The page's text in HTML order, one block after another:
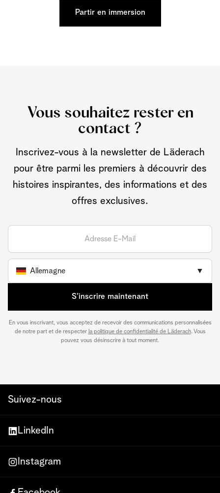
Partir en immersion
Vous souhaitez rester en
contact ?
Inscrivez-vous à la newsletter de Läderach
pour être parmi les premiers à découvrir des
histoires inspirantes, des informations et des
offres exclusives.
Allemagne ▼
S’inscrire maintenant
En vous inscrivant, vous acceptez de recevoir des communications personnalisées
de notre part et de respecter la politique de confidentialité de Läderach. Vous
pouvez vous désinscrire à tout moment.
Suivez-nous
LinkedIn
Instagram